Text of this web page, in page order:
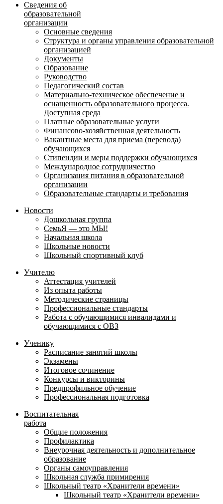
Сведения об
образовательной
организации
Основные сведения
Структура и органы управления образовательной
организацией
Документы
Образование
Руководство
Педагогический состав
Материально-техническое обеспечение и
оснащенность образовательного процесса.
Доступная среда
Платные образовательные услуги
Финансово-хозяйственная деятельность
Вакантные места для приема (перевода)
обучающихся
Стипендии и меры поддержки обучающихся
Международное сотрудничество
Организация питания в образовательной
организации
Образовательные стандарты и требования
Новости
Дошкольная группа
СемьЯ — это МЫ!
Начальная школа
Школьные новости
Школьный спортивный клуб
Учителю
Аттестация учителей
Из опыта работы
Методические страницы
Профессиональные стандарты
Работа с обучающимися инвалидами и
обучающимися с ОВЗ
Ученику
Расписание занятий школы
Экзамены
Итоговое сочинение
Конкурсы и викторины
Предпрофильное обучение
Профессиональная подготовка
Воспитательная
работа
Общие положения
Профилактика
Внеурочная деятельность и дополнительное
образование
Органы самоуправления
Школьная служба примирения
Школьный театр «Хранители времени»
Школьный театр «Хранители времени»